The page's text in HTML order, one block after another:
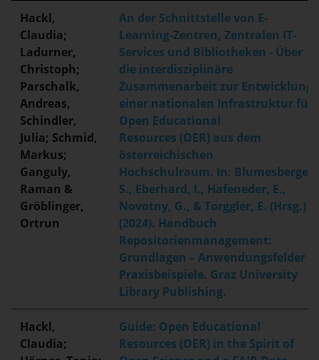
Hackl,
Claudia;
Ladurner,
Christoph;
Parschalk,
Andreas,
Schindler,
Julia; Schmid,
Markus;
Ganguly,
Raman &
Gröblinger,
Ortrun
An der Schnittstelle von E-
Learning-Zentren, Zentralen IT-
Services und Bibliotheken - Über
die interdisziplinäre
Zusammenarbeit zur Entwicklung
einer nationalen Infrastruktur für
Open Educational
Resources (OER) aus dem
österreichischen
Hochschulraum. In: Blumesberger,
S., Eberhard, I., Hafeneder, E.,
Novotny, G., & Torggler, E. (Hrsg.)
(2024). Handbuch
Repositorienmanagement:
Grundlagen – Anwendungsfelder –
Praxisbeispiele. Graz University
Library Publishing.
Hackl,
Claudia;
Guide: Open Educational
Resources (OER) in the Spirit of